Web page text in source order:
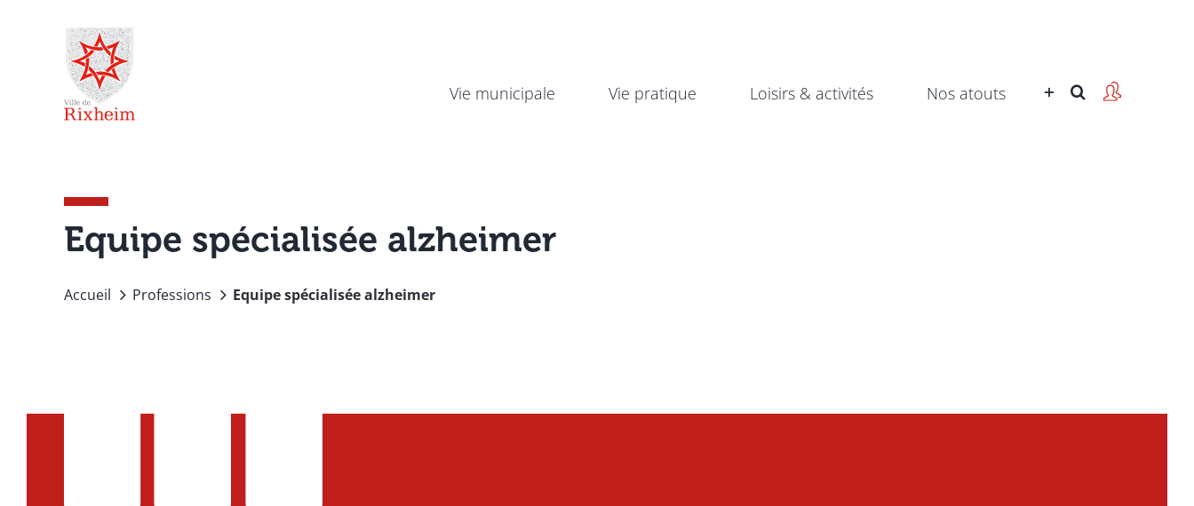
Vie municipale Vie pratique Loisirs & activités Nos atouts
Equipe spécialisée alzheimer
Accueil Professions Equipe spécialisée alzheimer